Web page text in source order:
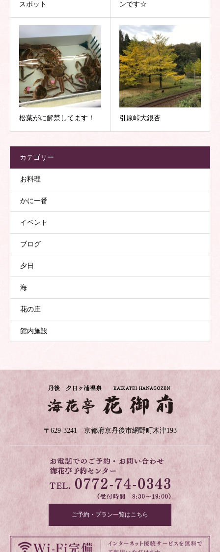
スポット
ンです☆
松葉がに解禁してます！ 引原峠大銀杏
カテゴリー
お料理
かに一番
イベント
ブログ
夕日
海
花の庄
館内施設
〒629-3241 京都府京丹後市網野町木津193
ご予約・プラン一覧はこちら